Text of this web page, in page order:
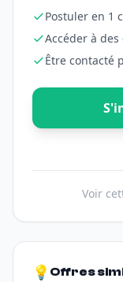
Postuler en 1
Accéder à
Être contacté
Voir
💡 Offres